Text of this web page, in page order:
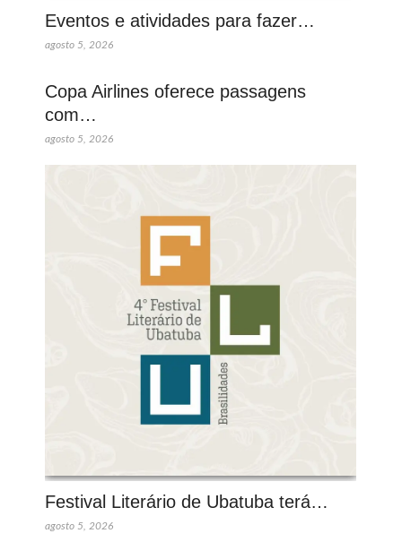
Eventos e atividades para fazer…
agosto 5, 2026
Copa Airlines oferece passagens
com…
agosto 5, 2026
Festival Literário de Ubatuba terá…
agosto 5, 2026